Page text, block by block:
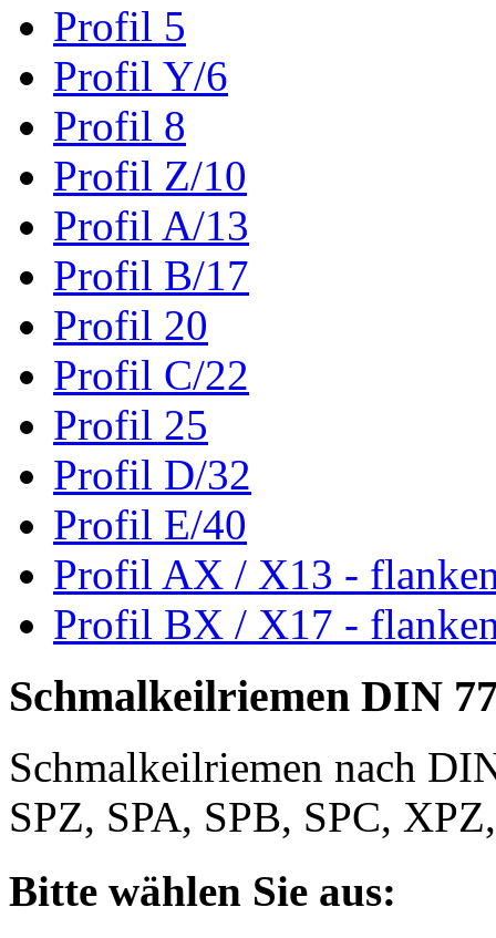
Profil 5
Profil Y/6
Profil 8
Profil Z/10
Profil A/13
Profil B/17
Profil 20
Profil C/22
Profil 25
Profil D/32
Profil E/40
Profil AX / X13 -
Profil BX / X17 -
Schmalkeilriemen DIN
Schmalkeilriemen nach
SPZ, SPA, SPB, SPC,
Bitte wählen Sie aus: